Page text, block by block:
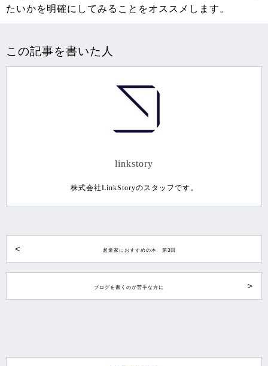
たいかを明確にしてみることをオススメします。
この記事を書いた人
linkstory
株式会社LinkStoryのスタッフです。
起業家におすすめの本 第3回
ブログを書くのが苦手な方に